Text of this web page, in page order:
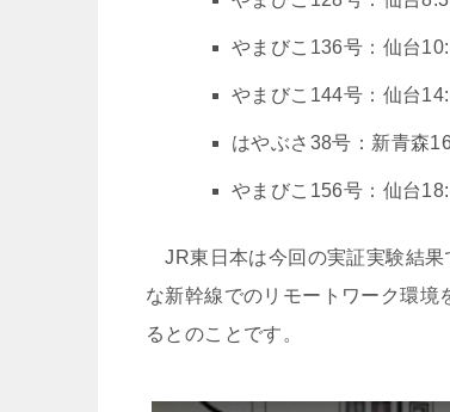
やまびこ136号：仙台
やまびこ144号：仙台
はやぶさ38号：新青森
やまびこ156号：仙台
JR東日本は今回の実証実験結果
な新幹線でのリモートワーク環境
るとのことです。